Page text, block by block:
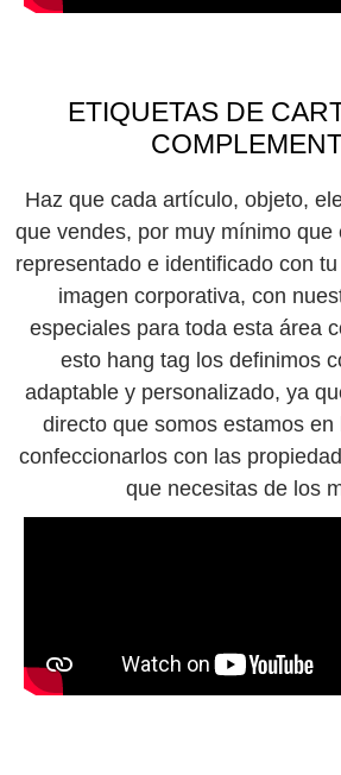
ETIQUETAS DE
Haz que cada artículo, objeto,
que vendes, por muy mínimo que
representado e identificado con
imagen corporativa, con
especiales para toda esta área
esto hang tag los definimos
adaptable y personalizado, ya
directo que somos estamos
confeccionarlos con las
que necesitas de los